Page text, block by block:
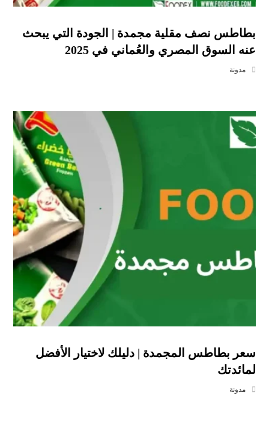
بطاطس نصف مقلية مجمدة | الجودة التي يبحث
عنه السوق المصري والعُماني في 2025
مدونة
سعر بطاطس المجمدة | دليلك لاختيار الأفضل
لمائدتك
مدونة